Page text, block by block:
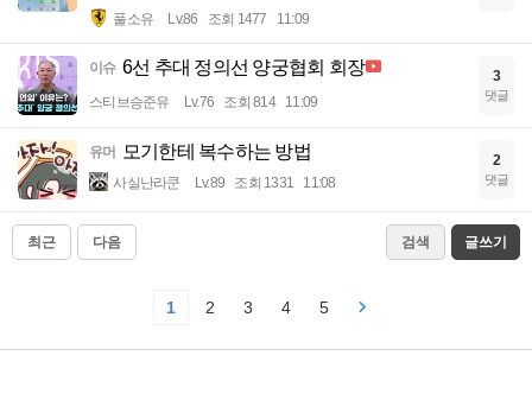
풀소유 Lv.86 조회 1477 11:09
이슈 6선 추대 정의선 양궁협회 회장
스티브승준유 Lv.76 조회 814 11:09
3
댓글
유머 모기한테 복수하는 방법
사실난라쿤 Lv.89 조회 1331 11:08
2
댓글
최근 다음 검색 글쓰기
1 2 3 4 5